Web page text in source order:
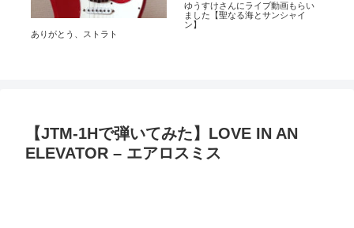
ありがとう、ストラト
ゆうすけさんにライブ動画もらい
ました【聖なる海とサンシャイ
ン】
【JTM-1Hで弾いてみた】LOVE IN AN
ELEVATOR – エアロスミス